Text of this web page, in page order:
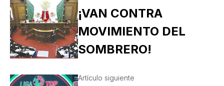
¡VAN CONTRA
MOVIMIENTO DEL
SOMBRERO!
Artículo siguiente